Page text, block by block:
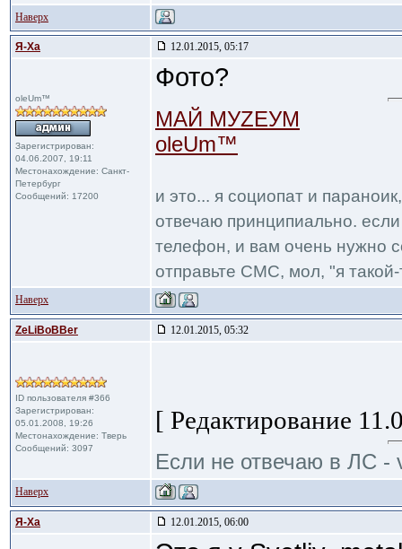
Наверх
Я-Ха 12.01.2015, 05:17
oleUm™
Зарегистрирован:
04.06.2007, 19:11
Местонахождение: Санкт-
Петербург
Сообщений: 17200
Фото?
МАЙ МУZЕУМ
oleUm™
и это... я социопат и
отвечаю принципиально.
телефон, и вам очень нужно
отправьте СМС, мол, "я такой-
Наверх
ZeLiBoBBer 12.01.2015, 05:32
ID пользователя #366
Зарегистрирован:
05.01.2008, 19:26
Местонахождение: Тверь
Сообщений: 3097
[ Редактирование
Если не отвечаю в ЛС -
Наверх
Я-Ха 12.01.2015, 06:00